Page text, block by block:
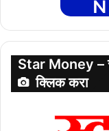
Star Money –
क्लिक करा